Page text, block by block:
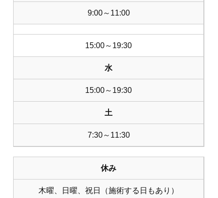
9:00～11:00
15:00～19:30
水
15:00～19:30
土
7:30～11:30
休み
木曜、日曜、祝日（施術する日もあり）